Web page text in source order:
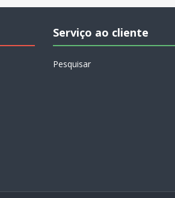
Serviço ao cliente
Pesquisar